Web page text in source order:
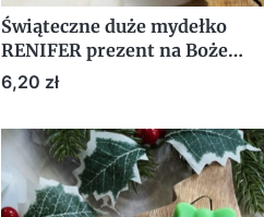
Świąteczne duże mydełko
RENIFER prezent na Boże
Narodzenie GWIAZDKA gift z
etykietą
Cena
6,20 zł